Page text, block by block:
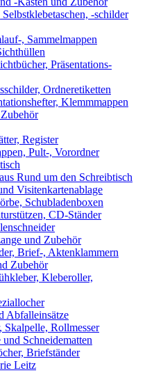
-schilder
, Sammelmappen
Präsentations-
Ordneretiketten
Klemmmappen
Register
Pult-, Vorordner
Rund um den Schreibtisch
Visitenkartenablage
Schubladenboxen
CD-Ständer
und Zubehör
Brief-, Aktenklammern
Zubehör
Kleberoller,
Abfalleinsätze
Skalpelle, Rollmesser
Schneidematten
Briefständer
Leitz